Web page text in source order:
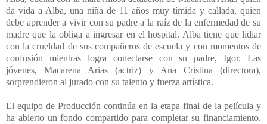
da vida a Alba, una niña de 11 años muy tímida y callada, quien
debe aprender a vivir con su padre a la raíz de la enfermedad de su
madre que la obliga a ingresar en el hospital. Alba tiene que lidiar
con la crueldad de sus compañeros de escuela y con momentos de
confusión mientras logra conectarse con su padre, Igor. Las
jóvenes, Macarena Arias (actriz) y Ana Cristina (directora),
sorprendieron al jurado con su talento y fuerza artística.
El equipo de Producción continúa en la etapa final de la película y
ha abierto un fondo compartido para completar su financiamiento.